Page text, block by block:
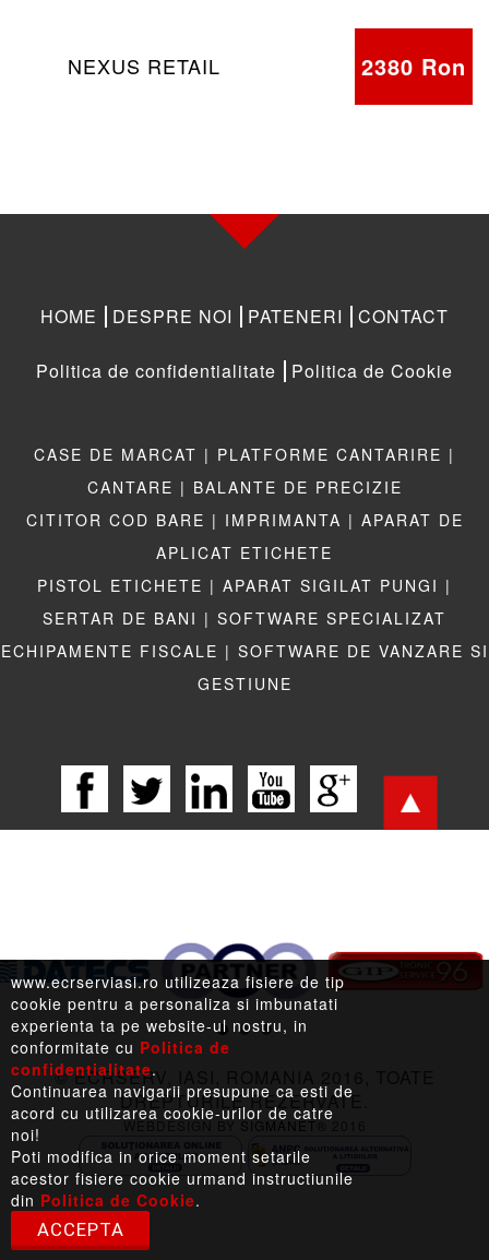
NEXUS RETAIL 2380 Ron
HOME DESPRE NOI PATENERI CONTACT
Politica de confidentialitate Politica de Cookie
CASE DE MARCAT | PLATFORME CANTARIRE |
CANTARE | BALANTE DE PRECIZIE
CITITOR COD BARE | IMPRIMANTA | APARAT DE
APLICAT ETICHETE
PISTOL ETICHETE | APARAT SIGILAT PUNGI |
SERTAR DE BANI | SOFTWARE SPECIALIZAT
ECHIPAMENTE FISCALE | SOFTWARE DE VANZARE SI
GESTIUNE
LEGISLATIE | TERMENI LEGALI | LINKURI UTILE
© ECRSERV, IASI, ROMANIA 2016, TOATE
DREPTURILE REZERVATE.
WEBDESIGN BYSIGMANET®2016
www.ecrserviasi.ro utilizeaza fisiere de tip
cookie pentru a personaliza si imbunatati
experienta ta pe website-ul nostru, in
conformitate cu Politica de
confidentialitate.
Continuarea navigarii presupune ca esti de
acord cu utilizarea cookie-urilor de catre
noi!
Poti modifica in orice moment setarile
acestor fisiere cookie urmand instructiunile
din Politica de Cookie.
ACCEPTA